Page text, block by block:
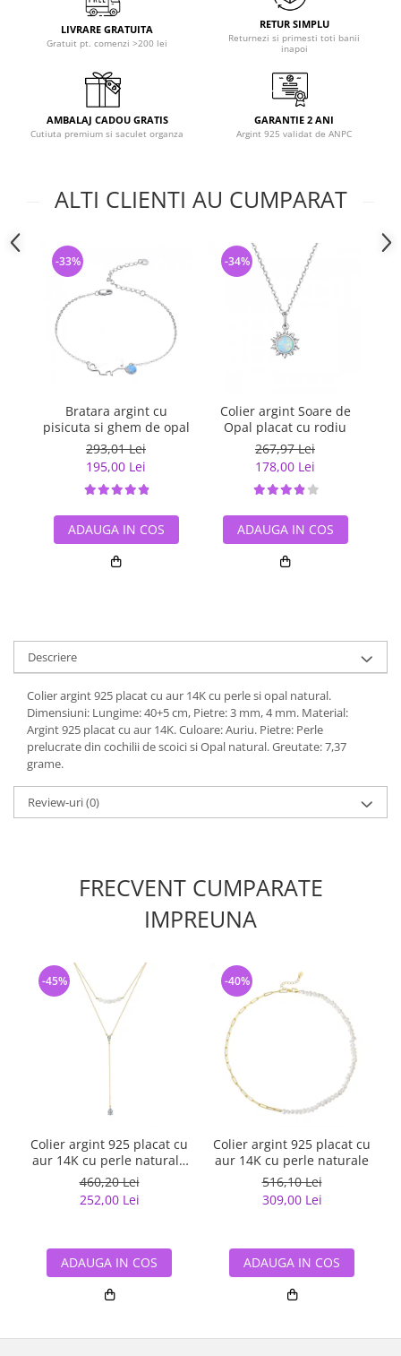
LIVRARE GRATUITA
Gratuit pt. comenzi >200 lei
RETUR SIMPLU
Returnezi si primesti toti banii
inapoi
AMBALAJ CADOU GRATIS
Cutiuta premium si saculet organza
GARANTIE 2 ANI
Argint 925 validat de ANPC
ALTI CLIENTI AU CUMPARAT
Bratara argint cu
pisicuta si ghem de opal
293,01 Lei
195,00 Lei
-33%
ADAUGA IN COS
Colier argint Soare de
Opal placat cu rodiu
267,97 Lei
178,00 Lei
-34%
ADAUGA IN COS
Descriere
Colier argint 925 placat cu aur 14K cu perle si opal natural.
Dimensiuni: Lungime: 40+5 cm, Pietre: 3 mm, 4 mm. Material:
Argint 925 placat cu aur 14K. Culoare: Auriu. Pietre: Perle
prelucrate din cochilii de scoici si Opal natural. Greutate: 7,37
grame.
Review-uri(0)
FRECVENT CUMPARATE
IMPREUNA
Colier argint 925 placat cu
aur 14K cu perle naturale
si zirconiu
460,20 Lei
252,00 Lei
-45%
ADAUGA IN COS
Colier argint 925 placat cu
aur 14K cu perle naturale
516,10 Lei
309,00 Lei
-40%
ADAUGA IN COS